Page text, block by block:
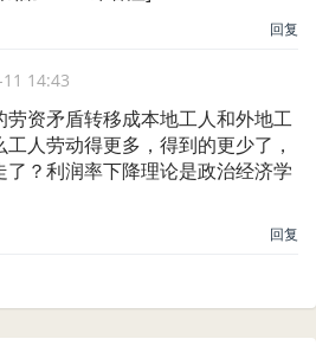
回复
14:43
劳资矛盾转移成本地工人和外地工
人劳动得更多，得到的更少了，
了？利润率下降理论是政治经济学
回复